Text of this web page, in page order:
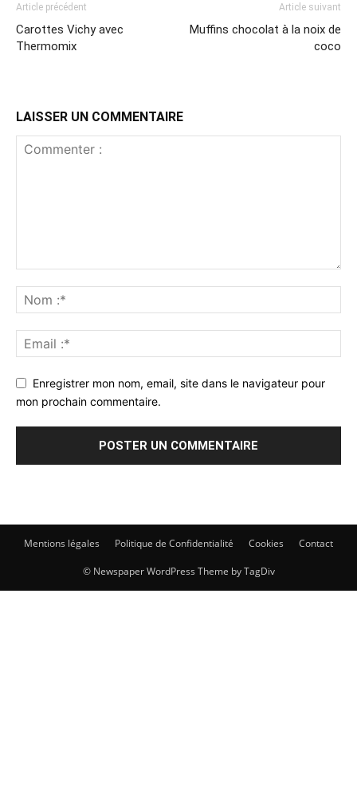
Article précédent
Carottes Vichy avec
Thermomix
Article suivant
Muffins chocolat à la noix de
coco
LAISSER UN COMMENTAIRE
Enregistrer mon nom, email, site dans le navigateur pour
mon prochain commentaire.
Mentions légales Politique de Confidentialité Cookies Contact
© Newspaper WordPress Theme by TagDiv